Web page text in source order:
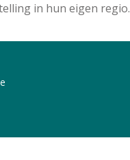
in hun eigen regio.